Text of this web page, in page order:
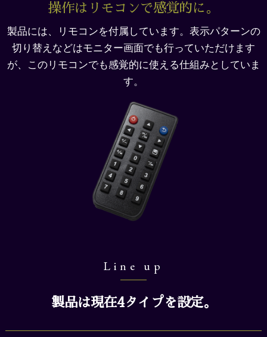
操作はリモコンで感覚的に。
製品には、リモコンを付属しています。表示パターンの
切り替えなどはモニター画面でも行っていただけます
が、
このリモコンでも感覚的に使える仕組みとしていま
す。
Line up
製品は現在4タイプを設定。